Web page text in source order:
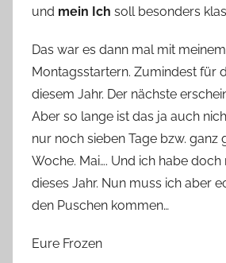
und mein Ich soll besonders
Das war es dann mal mit meinem
Montagsstartern. Zumindest für
diesem Jahr. Der nächste
Aber so lange ist das ja auch
nur noch sieben Tage bzw. ganz
Woche. Mai…. Und ich habe
dieses Jahr. Nun muss ich aber
den Puschen kommen…
Eure Frozen